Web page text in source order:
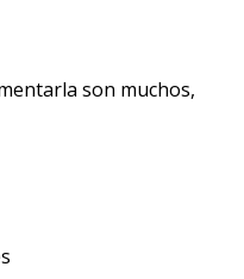
son muchos,